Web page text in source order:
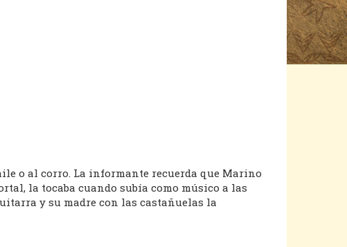
o al corro. La informante recuerda que Marino
la tocaba cuando subía como músico a las
y su madre con las castañuelas la